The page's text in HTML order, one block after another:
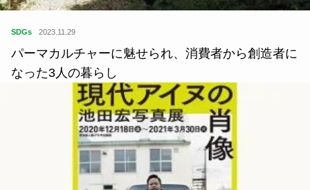
SDGs 2023.11.29
パーマカルチャーに魅せられ、消費者から創造者に
なった3人の暮らし